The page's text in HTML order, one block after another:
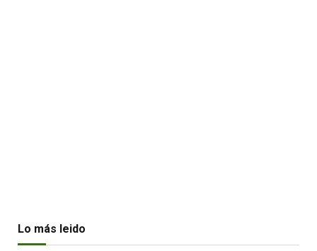
Lo más leido